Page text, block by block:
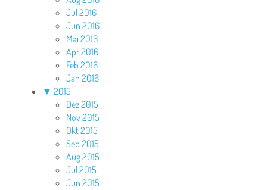
Jul 2016
Jun 2016
Mai 2016
Apr 2016
Feb 2016
Jan 2016
▼ 2015
Dez 2015
Nov 2015
Okt 2015
Sep 2015
Aug 2015
Jul 2015
Jun 2015